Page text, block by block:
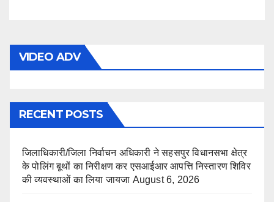
VIDEO ADV
RECENT POSTS
जिलाधिकारी/जिला निर्वाचन अधिकारी ने सहसपुर विधानसभा क्षेत्र
के पोलिंग बूथों का निरीक्षण कर एसआईआर आपत्ति निस्तारण शिविर
की व्यवस्थाओं का लिया जायजा August 6, 2026